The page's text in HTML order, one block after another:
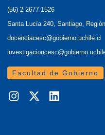
(56) 2 2677 1526
Santa Lucía 240, Santiago,
docenciacesc@gobierno.uchile.cl
Facultad de Gobierno